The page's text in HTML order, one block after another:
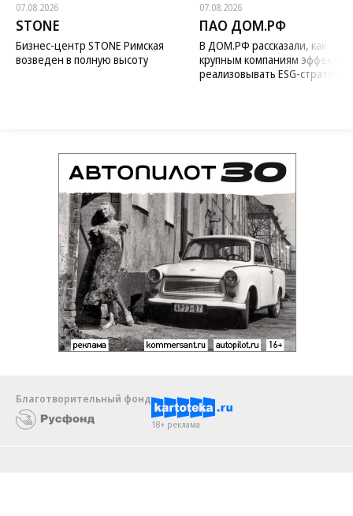
07.08.2026
STONE
Бизнес-центр STONE Римская
возведен в полную высоту
07.08.2026
ПАО ДОМ.РФ
В ДОМ.РФ рассказали, как
крупным компаниям
реализовывать ESG-стратегию
Благотворительный фонд
18+ реклама